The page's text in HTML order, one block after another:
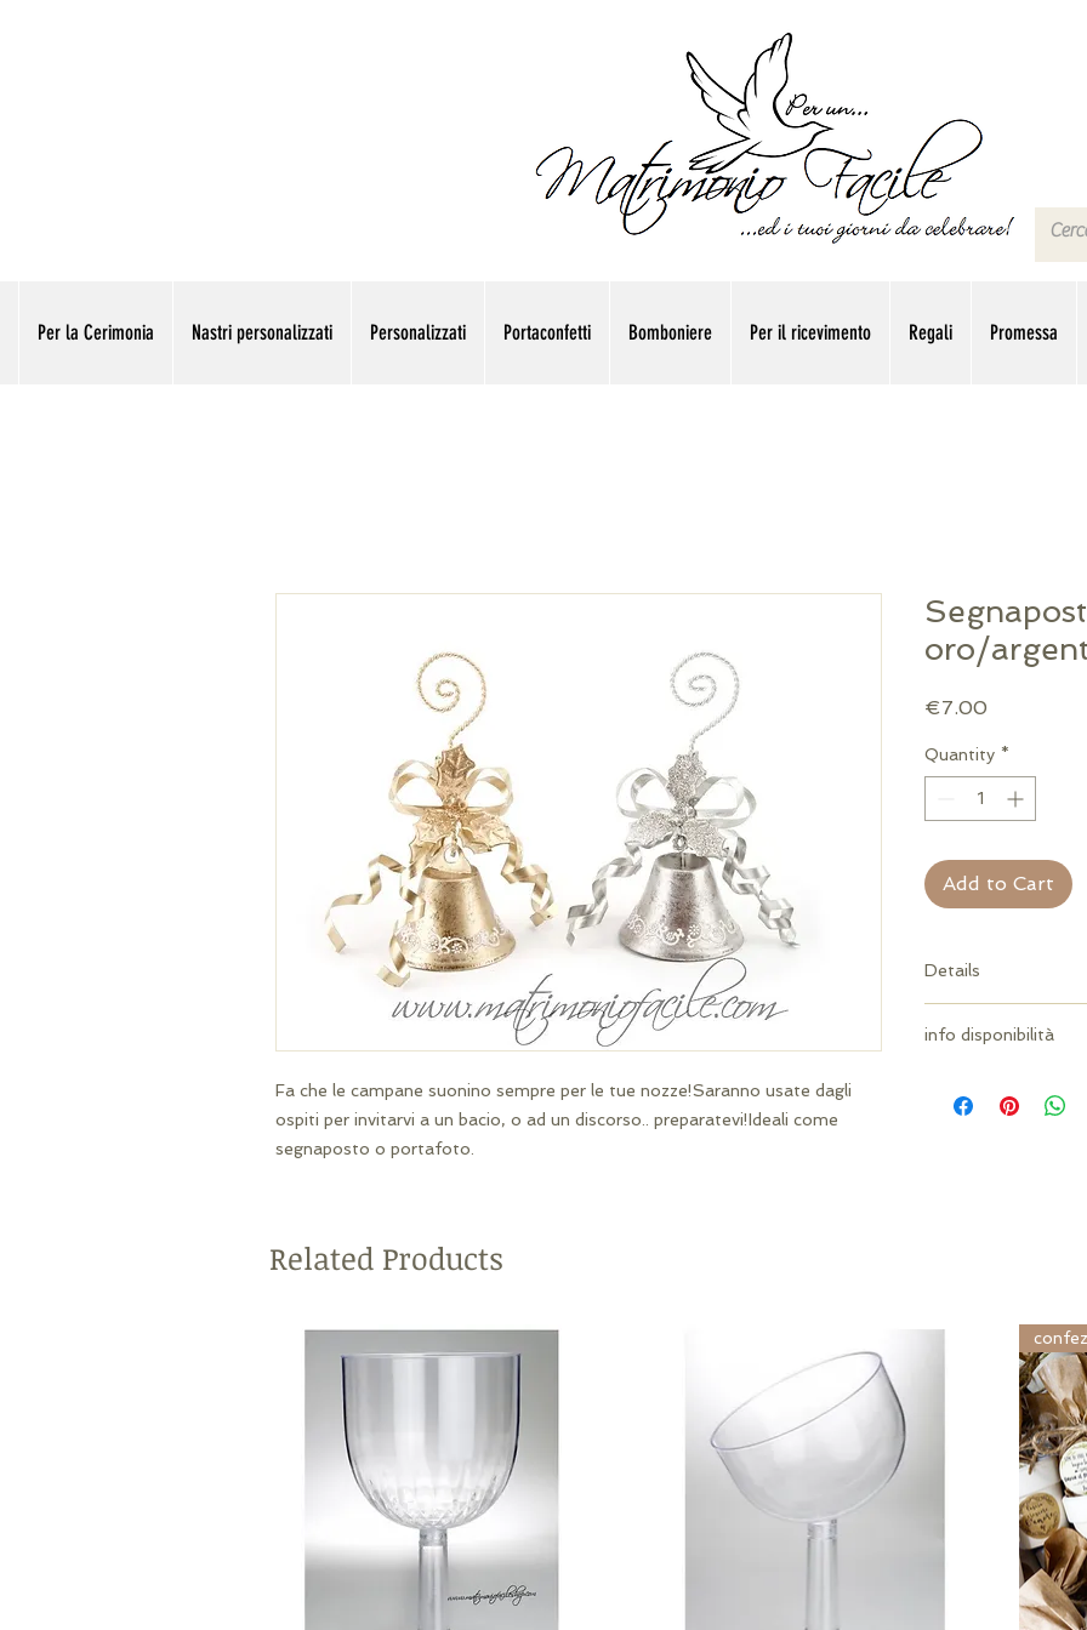
Per la Cerimonia Nastri personalizzati Personalizzati Portaconfetti Bomboniere Per il ricevimento Regali Promessa
Fa che le campane suonino sempre per le tue nozze!Saranno usate dagli
ospiti per invitarvi a un bacio, o ad un discorso.. preparatevi!Ideali come
segnaposto o portafoto.
oro/
€7.00
Quantity *
Add to Cart
Details
campanelle
info disponibilità
contattateci
Related Products